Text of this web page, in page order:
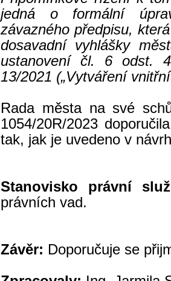
jedná o formální
závazného předpisu,
dosavadní vyhlášky
ustanovení čl. 6 odst.
13/2021 („Vytváření
Rada města na své
1054/20R/2023
tak, jak je uvedeno v
Stanovisko právní
právních vad.
Závěr: Doporučuje se